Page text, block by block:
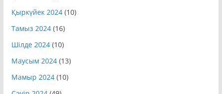
Қыркүйек 2024(10)
Тамыз 2024(16)
Шілде 2024(10)
Маусым 2024(13)
Мамыр 2024(10)